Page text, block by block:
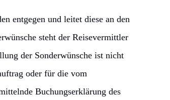
entgegen und leitet diese an den
steht der Reisevermittler
der Sonderwünsche ist nicht
oder für die vom
Buchungserklärung des